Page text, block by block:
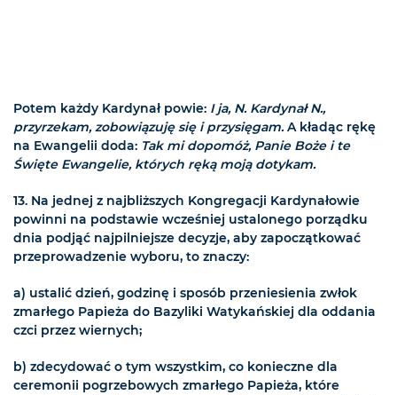
Potem każdy Kardynał powie: I ja, N. Kardynał N.,
przyrzekam, zobowiązuję się i przysięgam.A kładąc rękę
na Ewangelii doda: Tak mi dopomóż, Panie Boże i te
Święte Ewangelie, których ręką moją dotykam.
13. Na jednej z najbliższych Kongregacji Kardynałowie
powinni na podstawie wcześniej ustalonego porządku
dnia podjąć najpilniejsze decyzje, aby zapoczątkować
przeprowadzenie wyboru, to znaczy:
a) ustalić dzień, godzinę i sposób przeniesienia zwłok
zmarłego Papieża do Bazyliki Watykańskiej dla oddania
czci przez wiernych;
b) zdecydować o tym wszystkim, co konieczne dla
ceremonii pogrzebowych zmarłego Papieża, które